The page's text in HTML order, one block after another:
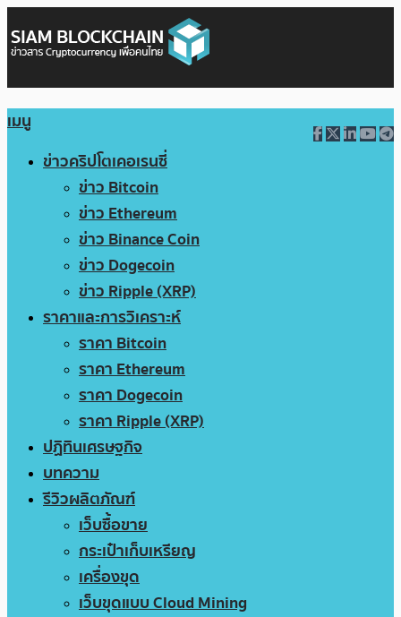
เมนู
ข่าวคริปโตเคอเรนซี่
ข่าว Bitcoin
ข่าว Ethereum
ข่าว Binance Coin
ข่าว Dogecoin
ข่าว Ripple (XRP)
ราคาและการวิเคราะห์
ราคา Bitcoin
ราคา Ethereum
ราคา Dogecoin
ราคา Ripple (XRP)
ปฏิทินเศรษฐกิจ
บทความ
รีวิวผลิตภัณฑ์
เว็บซื้อขาย
กระเป๋าเก็บเหรียญ
เครื่องขุด
เว็บขุดแบบ Cloud Mining